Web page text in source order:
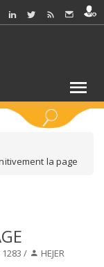
la page
1283 / HEJER